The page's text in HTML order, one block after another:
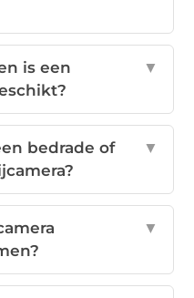
is een
▼
bedrade of
▼
▼